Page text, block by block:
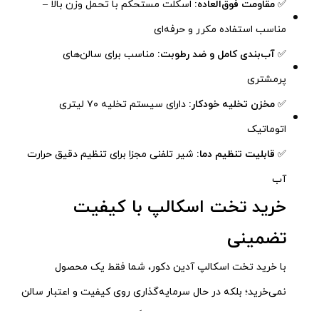
✅ مقاومت فوق‌العاده: اسکلت مستحکم با تحمل وزن بالا –
مناسب استفاده مکرر و حرفه‌ای
✅ آب‌بندی کامل و ضد رطوبت: مناسب برای سالن‌های
پرمشتری
✅ مخزن تخلیه خودکار:
دارای سیستم تخلیه ۷۰ لیتری
اتوماتیک
✅ قابلیت تنظیم دما: شیر تلفنی مجزا برای تنظیم دقیق حرارت
آب
خرید تخت اسکالپ با کیفیت
تضمینی
با خرید تخت اسکالپ آدین دکور، شما فقط یک محصول
نمی‌خرید؛ بلکه در حال سرمایه‌گذاری روی کیفیت و اعتبار سالن